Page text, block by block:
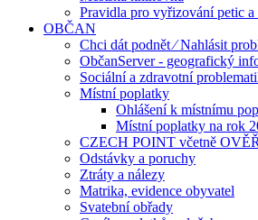
Pravidla pro vyřizování petic a
OBČAN
Chci dát podnět ⁄ Nahlásit
ObčanServer - geografický
Sociální a zdravotní
Místní poplatky
Ohlášení k místnímu
Místní poplatky na rok
CZECH POINT včetně
Odstávky a poruchy
Ztráty a nálezy
Matrika, evidence obyvatel
Svatební obřady